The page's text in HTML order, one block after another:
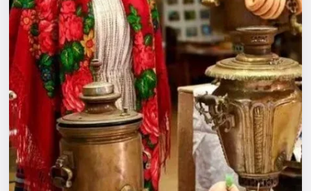
Города
Площадки
Артисты
Рейтинги